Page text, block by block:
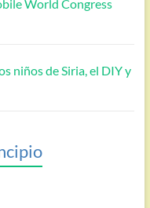
World Congress
niños de Siria, el DIY y